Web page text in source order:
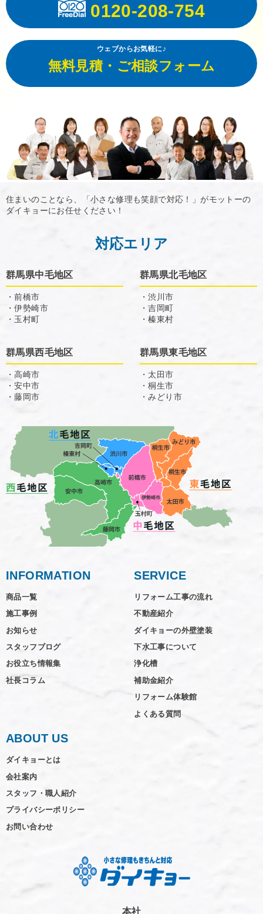
0120-208-754
ウェブからお気軽に♪
無料見積・ご相談フォーム
住まいのことなら、「小さな修理も笑顔で対応！」がモットーの
ダイキョーにお任せください！
対応エリア
群馬県中毛地区
・前橋市
・伊勢崎市
・玉村町
群馬県北毛地区
・渋川市
・吉岡町
・榛東村
群馬県西毛地区
・高崎市
・安中市
・藤岡市
群馬県東毛地区
・太田市
・桐生市
・みどり市
INFORMATION
商品一覧
施工事例
お知らせ
スタッフブログ
お役立ち情報集
社長コラム
SERVICE
リフォーム工事の流れ
不動産紹介
ダイキョーの外壁塗装
下水工事について
浄化槽
補助金紹介
リフォーム体験館
よくある質問
ABOUT US
ダイキョーとは
会社案内
スタッフ・職人紹介
プライバシーポリシー
お問い合わせ
本社